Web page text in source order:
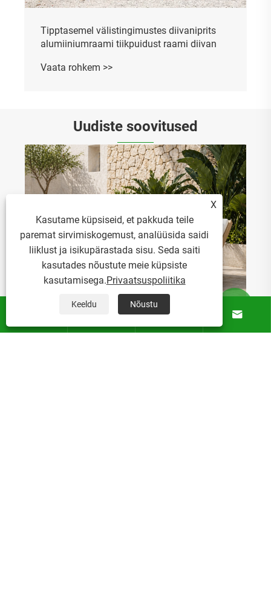
Tipptasemel välistingimustes diivaniprits
alumiiniumraami tiikpuidust raami diivan
Vaata rohkem >>
Uudiste soovitused
 
X
Kasutame küpsiseid, et pakkuda teile
paremat sirvimiskogemust, analüüsida saidi
liiklust ja isikupärastada sisu. Seda saiti
kasutades nõustute meie küpsiste
kasutamisega.Privaatsuspoliitika
Keeldu Nõustu